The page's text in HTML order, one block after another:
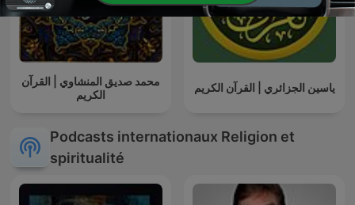
محمد صديق المنشاوي | القرآن
الكريم
ياسين الجزائري | القرآن الكريم
Podcasts internationaux Religion et
spiritualité